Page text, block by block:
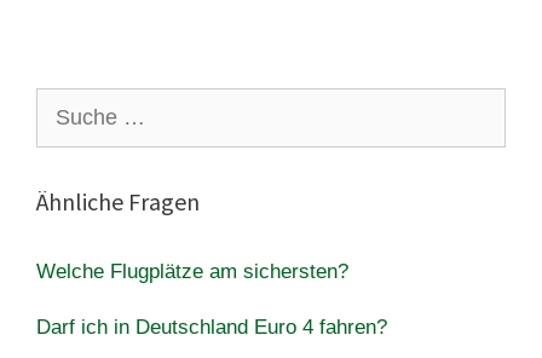
nach:
Ähnliche Fragen
Welche Flugplätze am sichersten?
Darf ich in Deutschland Euro 4 fahren?